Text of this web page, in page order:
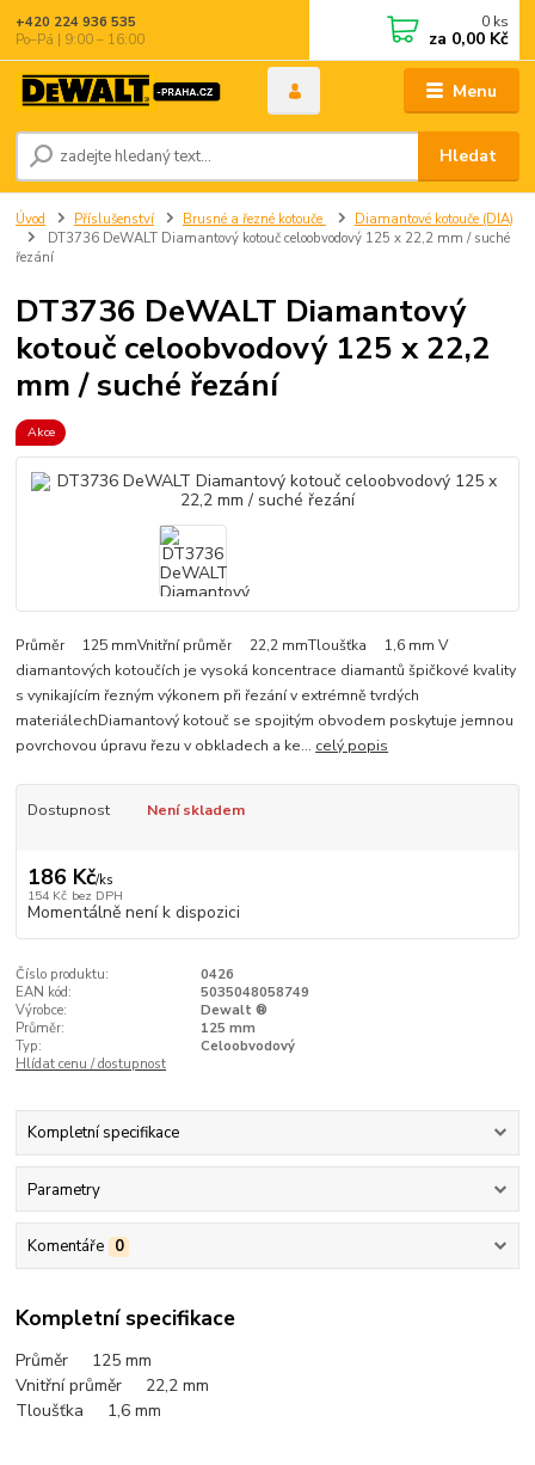
Menu
Hledat
+420 224 936 535
Po–Pá | 9:00 – 16:00
0 ks
za 0,00 Kč
Úvod Příslušenství Brusné a řezné kotouče
Diamantové kotouče (DIA)
DT3736 DeWALT Diamantový kotouč celoobvodový 125 x 22,2 mm / suché
řezání
DT3736 DeWALT Diamantový
kotouč celoobvodový 125 x 22,2
mm / suché řezání
Akce
Průměr 125 mmVnitřní průměr 22,2 mmTloušťka 1,6 mm V
diamantových kotoučích je vysoká koncentrace diamantů špičkové kvality
s vynikajícím řezným výkonem při řezání v extrémně tvrdých
materiálechDiamantový kotouč se spojitým obvodem poskytuje jemnou
povrchovou úpravu řezu v obkladech a ke... celý popis
Dostupnost Není skladem
186 Kč/ks
154 Kč bez DPH
Momentálně není k dispozici
Číslo produktu:
0426
EAN kód:
5035048058749
Výrobce:
Dewalt ®
Průměr:
125 mm
Typ:
Celoobvodový
Hlídat cenu / dostupnost
Kompletní specifikace
Parametry
Komentáře 0
Kompletní specifikace
Průměr 125 mm
Vnitřní průměr 22,2 mm
Tloušťka 1,6 mm